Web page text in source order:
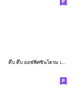
ดึ๊บ ดึ๊บ ออฟฟิศซินโดรม เก้า